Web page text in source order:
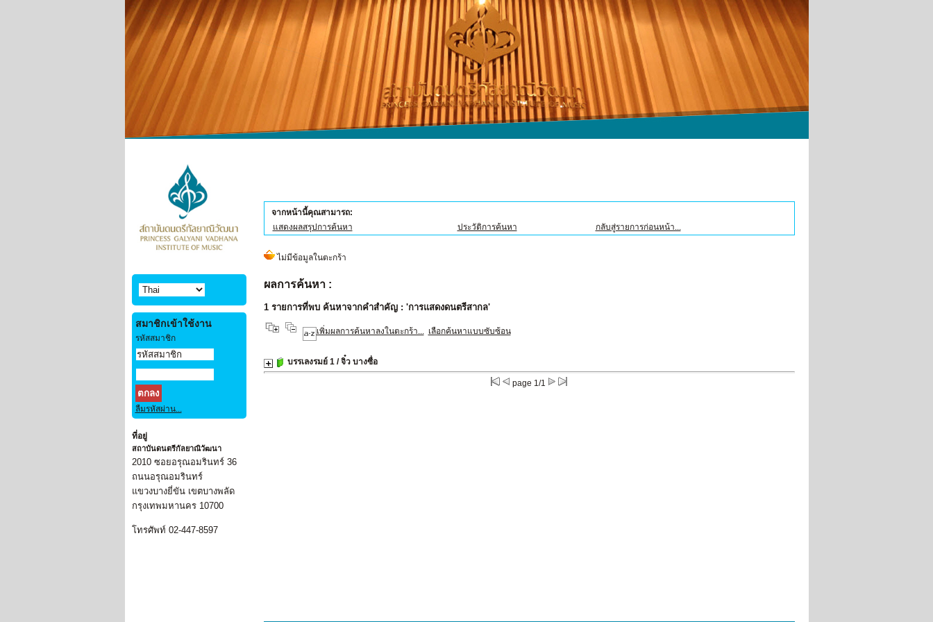
จากหน้านี้คุณสามารถ:
แสดงผลสรุปการค้นหา
ประวัติการค้นหา กลับสู่รายการก่อนหน้า...
ผลการค้นหา :
1 รายการที่พบ ค้นหาจากคำสำคัญ : 'การแสดงดนตรีสากล'
เพิ่มผลการค้นหาลงในตะกร้า... เลือกค้นหาแบบซับซ้อน
บรรเลงรมย์ 1/ จิ๋ว บางซื่อ
page 1/1
สมาชิกเข้าใช้งาน
รหัสสมาชิก
ลืมรหัสผ่าน...
ที่อยู่
สถาบันดนตรีกัลยาณิวัฒนา
2010 ซอยอรุณอมรินทร์ 36
ถนนอรุณอมรินทร์
แขวงบางยี่ขัน เขตบางพลัด
กรุงเทพมหานคร 10700
โทรศัพท์ 02-447-8597